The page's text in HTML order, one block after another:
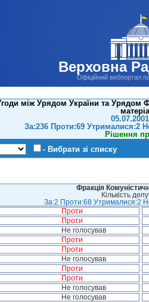
Верховна
Офіційний вебпортал
між Урядом України та Урядом
За:236 Проти:69 Утрималися:2
Рішення
- Вибрати зі списку
Фракція
Кількість
За:2 Проти:68 Утрималися:2
Проти
Проти
Не голосував
Проти
Проти
Не голосував
Проти
Проти
Не голосував
Не голосував